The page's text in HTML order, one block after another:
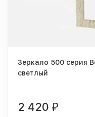
Зеркало 500 серия
светлый
2 420 ₽